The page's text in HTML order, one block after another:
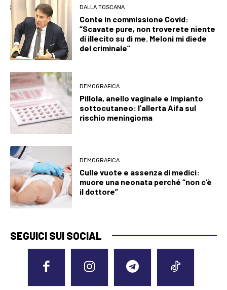
DALLA TOSCANA
Conte in commissione Covid:
“Scavate pure, non troverete niente
di illecito su di me. Meloni mi diede
del criminale”
DEMOGRAFICA
Pillola, anello vaginale e impianto
sottocutaneo: l’allerta Aifa sul
rischio meningioma
DEMOGRAFICA
Culle vuote e assenza di medici:
muore una neonata perché “non c’è
il dottore”
SEGUICI SUI SOCIAL